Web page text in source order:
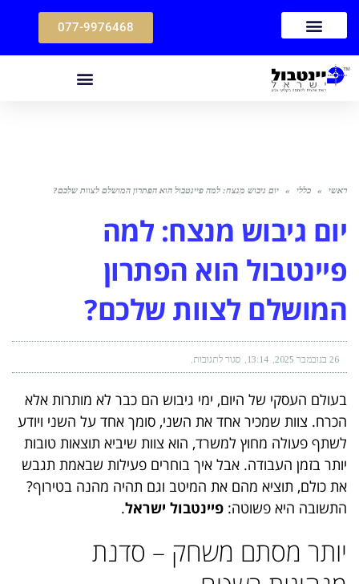
077-9976468
ראשי » כללי » יום גיבוש מנצח: למה פיינטבול הוא הפתרון המושלם לצוות שלכם?
יום גיבוש מנצח: למה
פיינטבול הוא הפתרון
המושלם לצוות שלכם?
26 בנובמבר 2025 13:14 סגור לתגובות
בעולם העסקי של היום, ימי גיבוש הם כבר לא מותרות אלא
הכרח. צוות שמכיר אחד את השני, סומך אחד על השני ויודע
לשתף פעולה מחוץ למשרד, הוא צוות שיביא תוצאות טובות
יותר בזמן העבודה. אבל איך בוחרים פעילות שבאמת תגבש
את כולם, תוציא מהם את המיטב וגם תהיה מהנה בטירוף?
התשובה היא פשוטה: פיינטבול ישראל.
יותר מסתם משחק – סדנת